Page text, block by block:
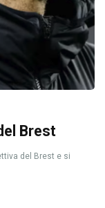
Brest
del Brest e si